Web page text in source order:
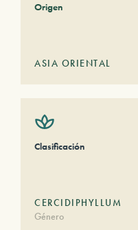
Origen
ASIA ORIENTAL
Clasificación
CERCIDIPHYLLUM
Género